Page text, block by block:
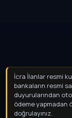
İcra İlanlar resmi
bankaların resmi
duyurularından
veya ödeme
üzerinden